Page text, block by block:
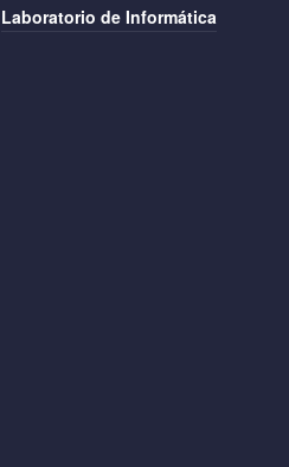
Laboratorio de Informática